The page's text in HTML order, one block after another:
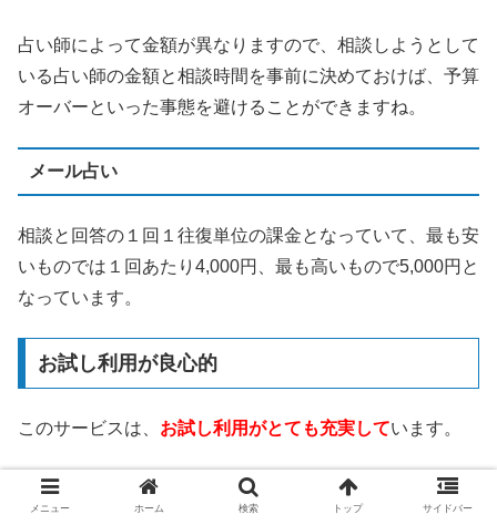
占い師によって金額が異なりますので、相談しようとして
いる占い師の金額と相談時間を事前に決めておけば、予算
オーバーといった事態を避けることができますね。
メール占い
相談と回答の１回１往復単位の課金となっていて、最も安
いものでは１回あたり4,000円、最も高いもので5,000円と
なっています。
お試し利用が良心的
このサービスは、 お試し利用がとても充実しています。
3,000円分の無料相談ポイント
メニュー ホーム 検索 トップ サイドバー